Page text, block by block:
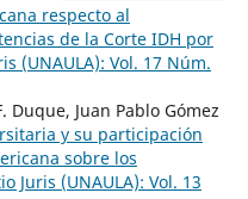
respecto al
de la Corte IDH por
(UNAULA): Vol. 17 Núm.
Duque, Juan Pablo Gómez
y su participación
sobre los
Juris (UNAULA): Vol. 13